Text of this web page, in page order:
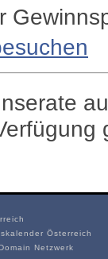
Österreich
Netzwerk